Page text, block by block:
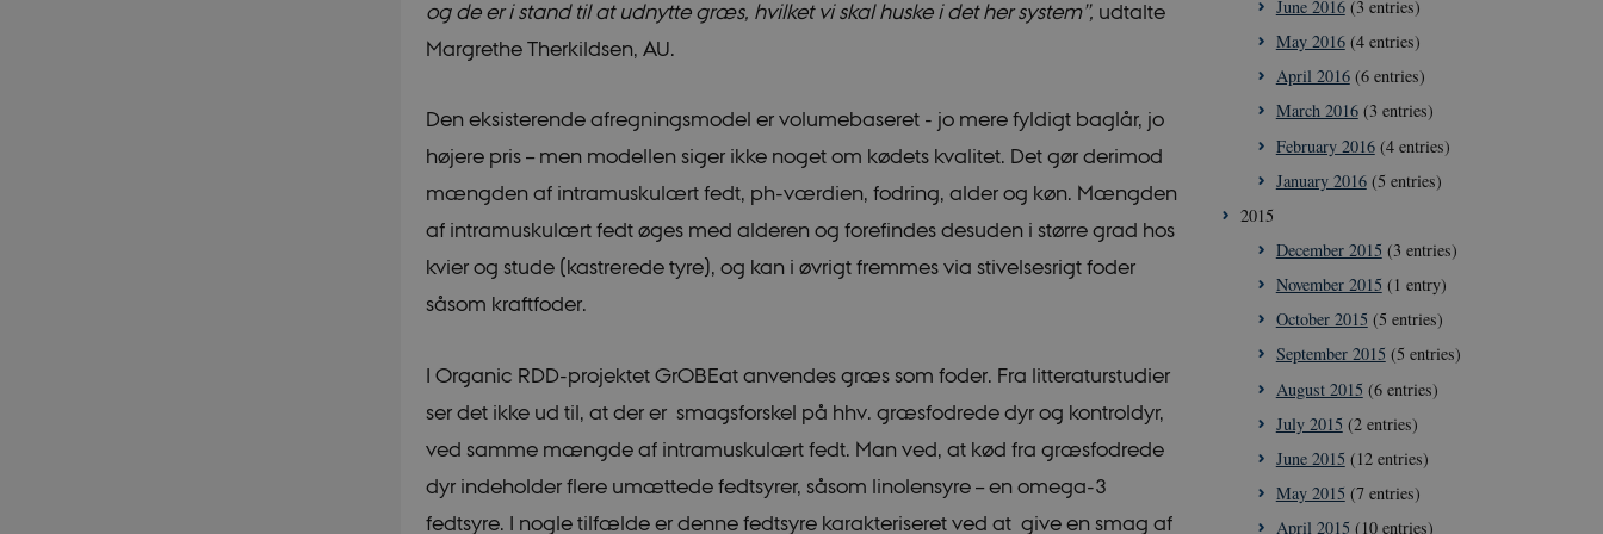
og de er i stand til at udnytte græs, hvilket vi skal huske i det her system”, udtalte
Margrethe Therkildsen, AU.
Den eksisterende afregningsmodel er volumebaseret - jo mere fyldigt baglår, jo
højere pris – men modellen siger ikke noget om kødets kvalitet. Det gør derimod
mængden af intramuskulært fedt, ph-værdien, fodring, alder og køn. Mængden
af intramuskulært fedt øges med alderen og forefindes desuden i større grad hos
kvier og stude (kastrerede tyre), og kan i øvrigt fremmes via stivelsesrigt foder
såsom kraftfoder.
I Organic RDD-projektet GrOBEat anvendes græs som foder. Fra litteraturstudier
ser det ikke ud til, at der er smagsforskel på hhv. græsfodrede dyr og kontroldyr,
ved samme mængde af intramuskulært fedt. Man ved, at kød fra græsfodrede
dyr indeholder flere umættede fedtsyrer, såsom linolensyre – en omega-3
fedtsyre. I nogle tilfælde er denne fedtsyre karakteriseret ved at give en smag af
June 2016(3 entries)
May 2016(4 entries)
April 2016(6 entries)
March 2016(3 entries)
February 2016(4 entries)
January 2016(5 entries)
2015
December 2015 (3 entries)
November 2015 (1 entry)
October 2015 (5 entries)
September 2015 (5 entries)
August 2015 (6 entries)
July 2015 (2 entries)
June 2015 (12 entries)
May 2015 (7 entries)
April 2015 (10 entries)
Provider /
Domain
VISITOR_PRIVACY_METADATA
YouTube
.youtube.com
5
months
This cookie is used to store the user's consent and
privacy choices for their interaction with the site. It
records data on the visitor's consent regarding
various privacy policies and settings, ensuring that
__Secure-
typo3nonce_uOhyiEDPI1K_SmLRNTS49Q
icrofs.dk Session
__Secure-typo3nonce_ky-
9HhVKGisoSkjZJef_EA
icrofs.dk Session
CookieScript
icrofs.dk
1 year
remember visitor cookie consent preferences. It is
work properly.